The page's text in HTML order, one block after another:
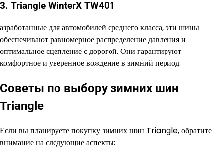
3. Triangle WinterX TW401
азработанные для автомобилей среднего класса, эти шины
обеспечивают равномерное распределение давления и
оптимальное сцепление с дорогой. Они гарантируют
комфортное и уверенное вождение в зимний период.
Советы по выбору зимних шин
Triangle
Если вы планируете покупку зимних шин Triangle, обратите
внимание на следующие аспекты: